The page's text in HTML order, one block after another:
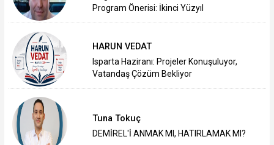
Program Önerisi: İkinci Yüzyıl
HARUN VEDAT
Isparta Haziranı: Projeler Konuşuluyor,
Vatandaş Çözüm Bekliyor
Tuna Tokuç
DEMİREL'İ ANMAK MI, HATIRLAMAK MI?